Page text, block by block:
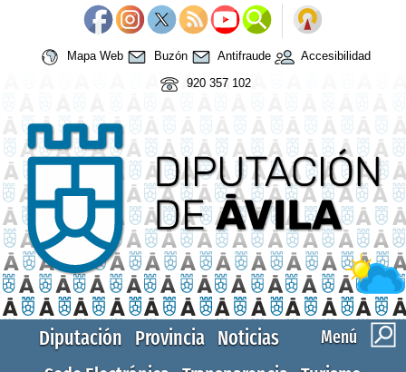
Mapa Web Buzón Antifraude
Accesibilidad
920 357 102
Menú
Diputación Provincia Noticias